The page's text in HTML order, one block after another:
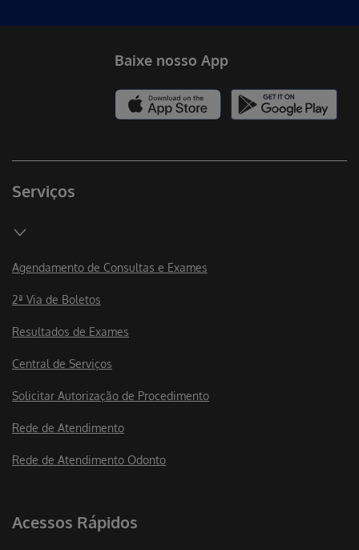
Serviços
Agendamento de Consultas e Exames
2ª Via de Boletos
Resultados de Exames
Central de Serviços
Solicitar Autorização de Procedimento
Rede de Atendimento
Rede de Atendimento Odonto
Acessos Rápidos
Baixe nosso App